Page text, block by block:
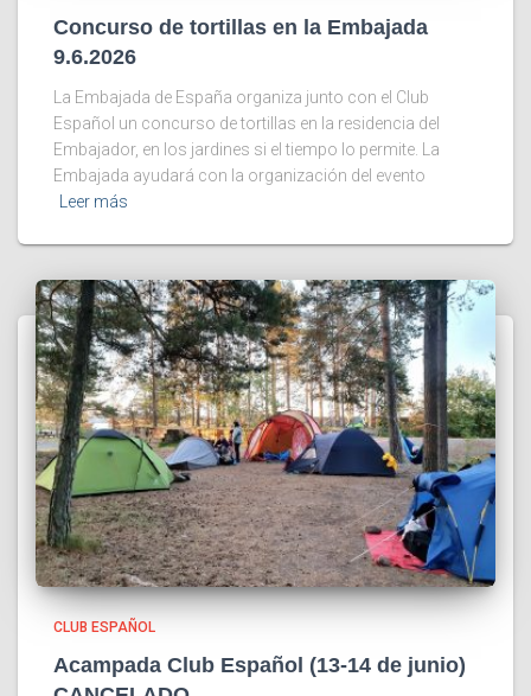
Concurso de tortillas en la Embajada
9.6.2026
La Embajada de España organiza junto con el Club
Español un concurso de tortillas en la residencia del
Embajador, en los jardines si el tiempo lo permite. La
Embajada ayudará con la organización del evento
Leer más
CLUB ESPAÑOL
Acampada Club Español (13-14 de junio)